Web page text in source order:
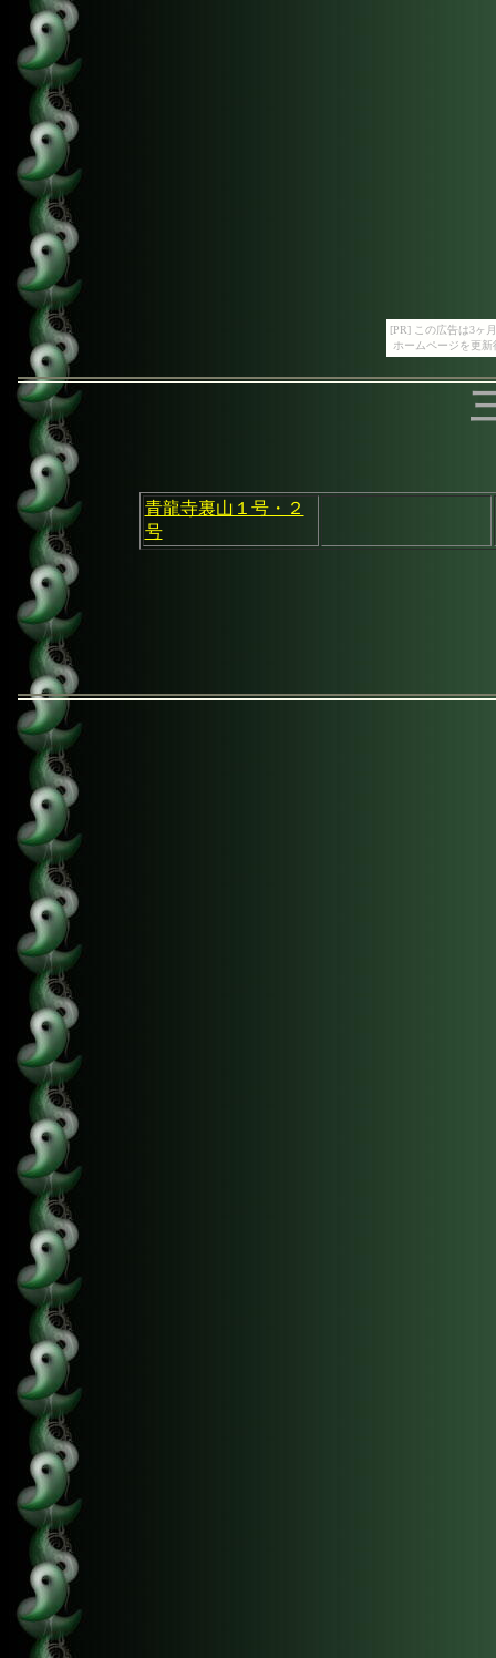
[PR] この広告は3ヶ
ホームページを更
青龍寺裏山１号・２
号